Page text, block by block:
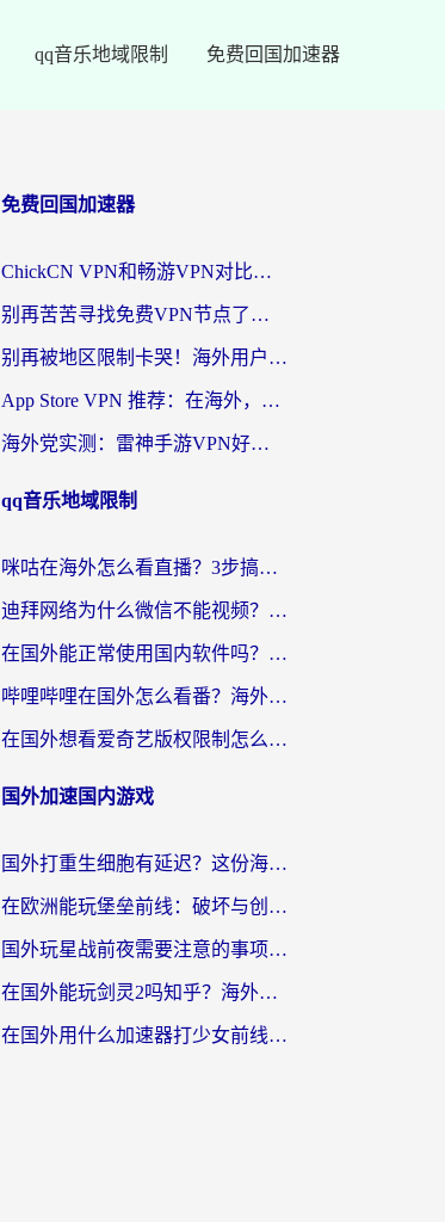
qq音乐地域限制 免费回国加速器
免费回国加速器
ChickCN VPN和畅游VPN对比哪个回国效果更好？海外党必看的回国加速器选择指南
别再苦苦寻找免费VPN节点了，这才是海外访问国内资源的正确姿势
别再被地区限制卡哭！海外用户vpn中国下载全攻略，无缝刷剧办公社交
App Store VPN 推荐：在海外，如何找回那扇回家的“任意门”？
海外党实测：雷神手游VPN好用吗？和闪电VPN对比哪个回国效果更好？附小众工具深度测评
qq音乐地域限制
咪咕在海外怎么看直播？3步搞定地域限制，还能畅看腾讯视频与国内热剧
迪拜网络为什么微信不能视频？海外党必看的回国加速全攻略
在国外能正常使用国内软件吗？海外党亲测有效的无缝访问指南
哔哩哔哩在国外怎么看番？海外党追剧看片的终极解决方案
在国外想看爱奇艺版权限制怎么办？海外华人必看的追剧自由指南
国外加速国内游戏
国外打重生细胞有延迟？这份海外畅玩国服游戏加速器终极指南请收好
在欧洲能玩堡垒前线：破坏与创造吗？海外党国服游戏不卡顿的秘密
国外玩星战前夜需要注意的事项：一份来自老玩家的网络生存指南
在国外能玩剑灵2吗知乎？海外党亲测有效的国服游戏加速指南
在国外用什么加速器打少女前线：云图计划不卡？一个老玩家的掏心分享